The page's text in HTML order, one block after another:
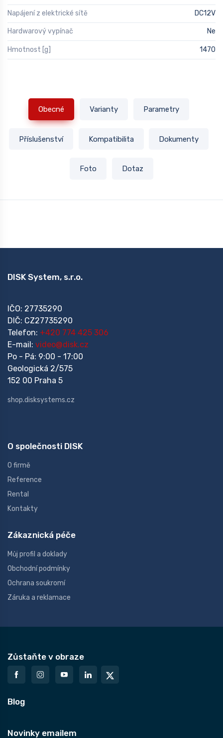
Napájení z elektrické sítě DC12V
Hardwarový vypínač Ne
Hmotnost [g] 1470
Obecné Varianty Parametry
Příslušenství Kompatibilita Dokumenty
Foto Dotaz
DISK System, s.r.o.
IČO: 27735290
DIČ: CZ27735290
Telefon: +420 774 425 306
E-mail: video@disk.cz
Po - Pá: 9:00 - 17:00
Geologická 2/575
152 00 Praha 5
shop.disksystems.cz
O společnosti DISK
O firmě
Reference
Rental
Kontakty
Zákaznická péče
Můj profil a doklady
Obchodní podmínky
Ochrana soukromí
Záruka a reklamace
Zůstaňte v obraze
Blog
Novinky emailem